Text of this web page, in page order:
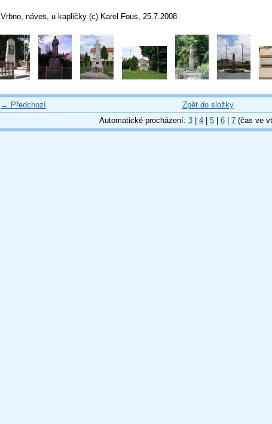
Vrbno, náves, u kapličky (c) Karel Fous, 25.7.2008
← Předchozí
Zpět do složky
Automatické procházení: 3| 4| 5| 6| 7(čas ve